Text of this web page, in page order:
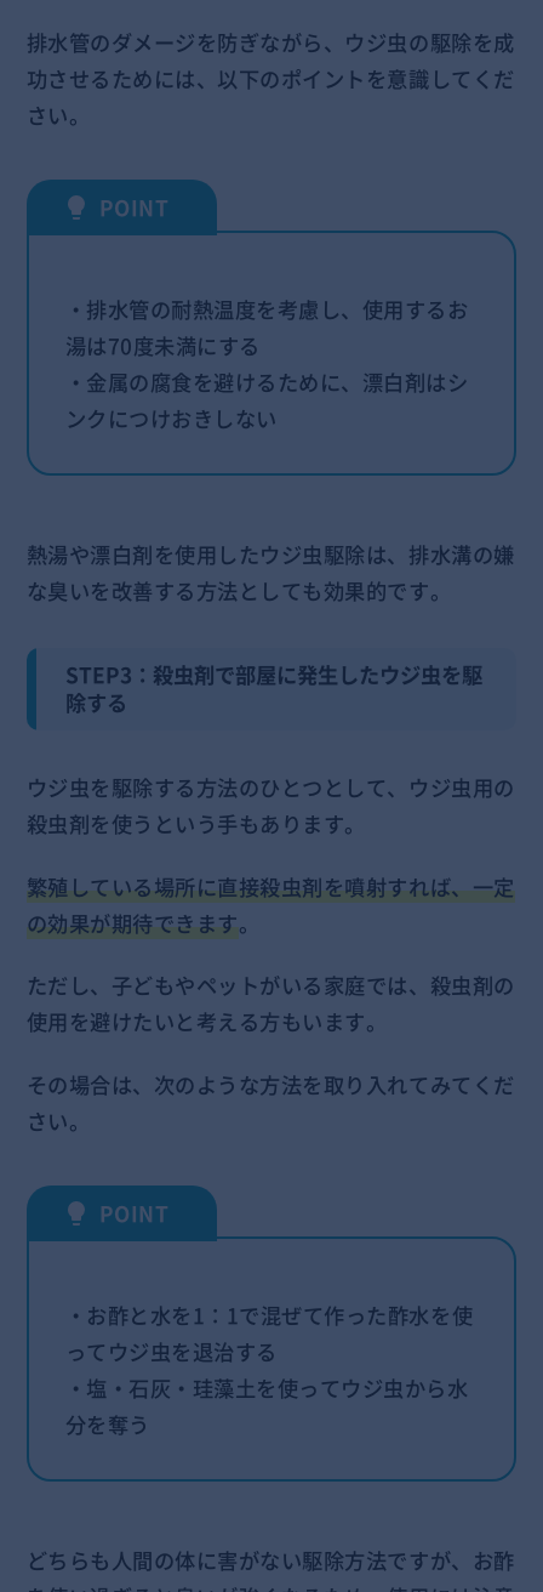
排水管のダメージを防ぎながら、ウジ虫の駆除を成
功させるためには、以下のポイントを意識してくだ
さい。
・排水管の耐熱温度を考慮し、使用するお
湯は70度未満にする
・金属の腐食を避けるために、漂白剤はシ
ンクにつけおきしない
熱湯や漂白剤を使用したウジ虫駆除は、排水溝の嫌
な臭いを改善する方法としても効果的です。
STEP3：殺虫剤で部屋に発生したウジ虫を駆
除する
ウジ虫を駆除する方法のひとつとして、ウジ虫用の
殺虫剤を使うという手もあります。
繁殖している場所に直接殺虫剤を噴射すれば、一定
の効果が期待できます。
ただし、子どもやペットがいる家庭では、殺虫剤の
使用を避けたいと考える方もいます。
その場合は、次のような方法を取り入れてみてくだ
さい。
・お酢と水を1：1で混ぜて作った酢水を使
ってウジ虫を退治する
・塩・石灰・珪藻土を使ってウジ虫から水
分を奪う
どちらも人間の体に害がない駆除方法ですが、お酢